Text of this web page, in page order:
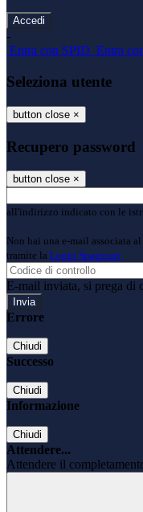
-
Entra con SPID Entra
Seleziona utente
button close ×
Recupero password
button close ×
all'indirizzo indicato con le
Non hai una e-mail associata
tramite la Login Spaggiari
E-mail inviata, si prega di
Errore
Chiudi
Successo
Chiudi
Informazione
Chiudi
Attendere...
Attendere il